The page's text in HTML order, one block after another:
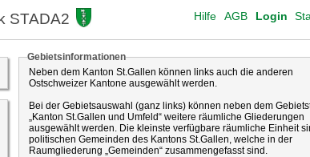
STADA2 Login
AGB
Hilfe
Gebietsinformationen
Neben dem Kanton St.Gallen können links auch die anderen
Ostschweizer Kantone ausgewählt werden.
Bei der Gebietsauswahl (ganz links) können neben dem
„Kanton St.Gallen und Umfeld“ weitere räumliche Gliederungen
ausgewählt werden. Die kleinste verfügbare räumliche Einheit
politischen Gemeinden des Kantons St.Gallen, welche in der
Raumgliederung „Gemeinden“ zusammengefasst sind.